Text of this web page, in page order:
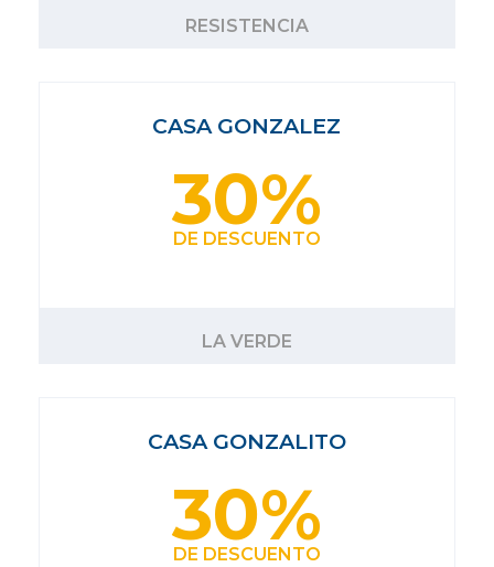
RESISTENCIA
CASA GONZALEZ
30%
DE DESCUENTO
LA VERDE
CASA GONZALITO
30%
DE DESCUENTO